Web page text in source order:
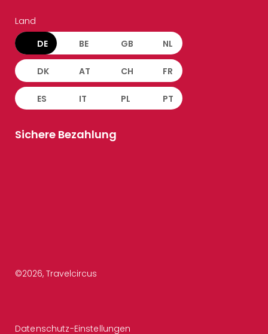
Land
DE BE GB NL
DK AT CH FR
ES IT PL PT
Sichere Bezahlung
©2026, Travelcircus
Datenschutz-Einstellungen